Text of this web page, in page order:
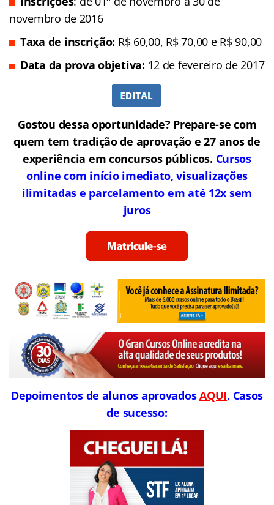
novembro de 2016
Taxa de inscrição: R$ 60,00, R$ 70,00 e R$ 90,00
Data da prova objetiva: 12 de fevereiro de 2017
Gostou dessa oportunidade? Prepare-se com
quem tem tradição de aprovação e 27 anos de
experiência em concursos públicos. Cursos
online com início imediato, visualizações
ilimitadas e parcelamento em até 12x sem
juros
Depoimentos de alunos aprovadosAQUI. Casos
de sucesso: